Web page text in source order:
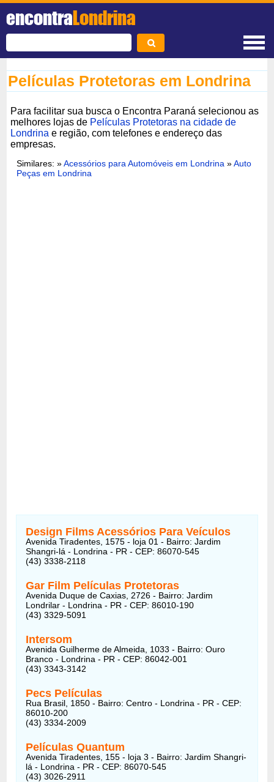
encontraLondrina
Películas Protetoras em Londrina
Para facilitar sua busca o Encontra Paraná selecionou as
melhores lojas de Películas Protetoras na cidade de
Londrina e região, com telefones e endereço das
empresas.
Similares: »Acessórios para Automóveis em Londrina »Auto
Peças em Londrina
Design Films Acessórios Para Veículos
Avenida Tiradentes, 1575 - loja 01 - Bairro: Jardim
Shangri-lá - Londrina - PR - CEP: 86070-545
(43) 3338-2118
Gar Film Películas Protetoras
Avenida Duque de Caxias, 2726 - Bairro: Jardim
Londrilar - Londrina - PR - CEP: 86010-190
(43) 3329-5091
Intersom
Avenida Guilherme de Almeida, 1033 - Bairro: Ouro
Branco - Londrina - PR - CEP: 86042-001
(43) 3343-3142
Pecs Películas
Rua Brasil, 1850 - Bairro: Centro - Londrina - PR - CEP:
86010-200
(43) 3334-2009
Películas Quantum
Avenida Tiradentes, 155 - loja 3 - Bairro: Jardim Shangri-
lá - Londrina - PR - CEP: 86070-545
(43) 3026-2911